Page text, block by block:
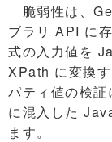
脆弱性は、
ブラリ API に
式の入力値を
XPath に変換
パティ値の検
に混入した
ます。